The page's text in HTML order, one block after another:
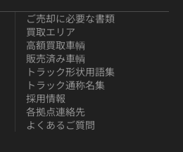
ご売却に必要な書類
買取エリア
高額買取車輌
販売済み車輌
トラック形状用語集
トラック通称名集
採用情報
各拠点連絡先
よくあるご質問